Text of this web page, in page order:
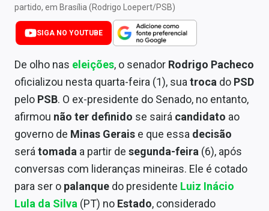
Finanças Pessoais
Mercados
Economia
Empresas
Brasil
Política
Colunas
Especiais
partido, em Brasília (Rodrigo Loepert/PSB)
SIGA NO YOUTUBE
De olho nas eleições, o senador Rodrigo Pacheco
oficializou nesta quarta-feira (1), sua troca do PSD
pelo PSB. O ex-presidente do Senado, no entanto,
afirmou não ter definido se sairá candidato ao
governo de Minas Gerais e que essa decisão
será tomada a partir de segunda-feira (6), após
conversas com lideranças mineiras. Ele é cotado
para ser o palanque do presidente Luiz Inácio
Lula da Silva (PT) no Estado, considerado